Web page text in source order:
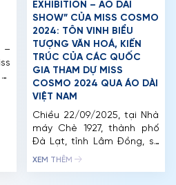
–
EXHIBITION – AO DAI
SHOW” CỦA MISS COSMO
2024: TÔN VINH BIỂU
TƯỢNG VĂN HOÁ, KIẾN
TRÚC CỦA CÁC QUỐC
GIA THAM DỰ MISS
COSMO 2024 QUA ÁO DÀI
VIỆT NAM
Chiều 22/09/2025, tại Nhà
máy Chè 1927, thành phố
Đà Lạt, tỉnh Lâm Đồng, sự
kiện “Best Of Vietnam
XEM THÊM